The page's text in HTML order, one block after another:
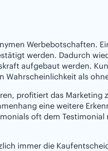
Werbebotschaften.
werden. Dadurch
aufgebaut werden.
als
profitiert das
eine weitere
oft dem
immer die